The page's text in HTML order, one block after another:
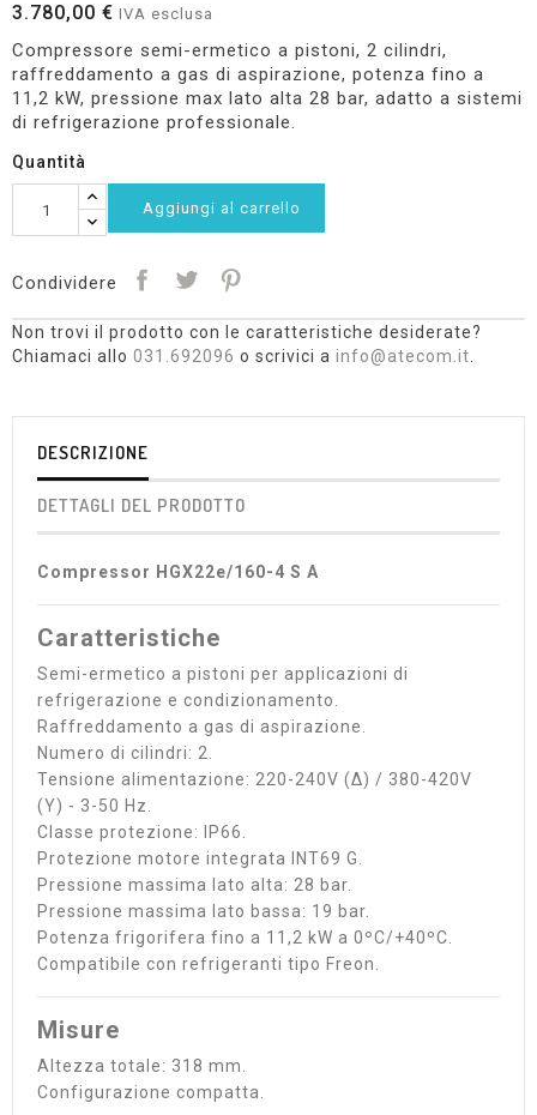
3.780,00 € IVA esclusa
Compressore semi-ermetico a pistoni, 2 cilindri,
raffreddamento a gas di aspirazione, potenza fino a
11,2 kW, pressione max lato alta 28 bar, adatto a sistemi
di refrigerazione professionale.
Quantità
Aggiungi al carrello
Condividere
Non trovi il prodotto con le caratteristiche desiderate?
Chiamaci allo 031.692096 o scrivici a info@atecom.it
DESCRIZIONE
DETTAGLI DEL PRODOTTO
Compressor HGX22e/160-4 S A
Caratteristiche
Semi-ermetico a pistoni per applicazioni di
refrigerazione e condizionamento.
Raffreddamento a gas di aspirazione.
Numero di cilindri: 2.
Tensione alimentazione: 220-240V (Δ) / 380-420V
(Y) - 3-50 Hz.
Classe protezione: IP66.
Protezione motore integrata INT69 G.
Pressione massima lato alta: 28 bar.
Pressione massima lato bassa: 19 bar.
Potenza frigorifera fino a 11,2 kW a 0ºC/+40ºC.
Compatibile con refrigeranti tipo Freon.
Misure
Altezza totale: 318 mm.
Configurazione compatta.